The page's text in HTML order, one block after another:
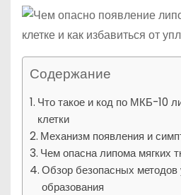
Содержание
Что такое и код по МКБ-10
клетки
Механизм появления и
Чем опасна липома мягких
Обзор безопасных методов
образования